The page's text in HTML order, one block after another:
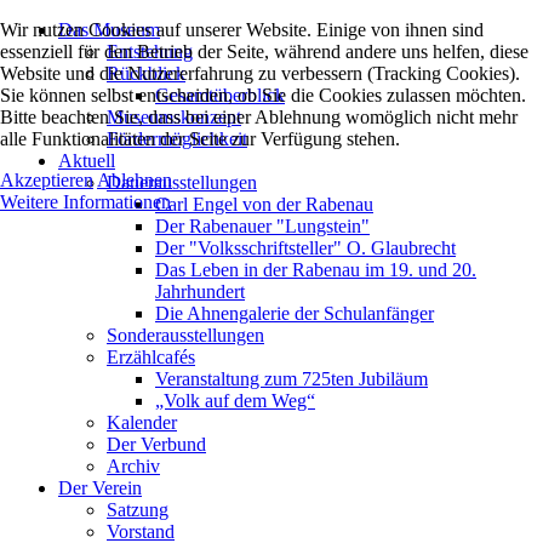
Das Museum
Entstehung
Rückblick
Gesamtüberblick
Museumskonzept
Fördermöglichkeit
Aktuell
Dauerausstellungen
Carl Engel von der Rabenau
Der Rabenauer "Lungstein"
Der "Volksschriftsteller" O. Glaubrecht
Das Leben in der Rabenau im 19. und 20.
Jahrhundert
Die Ahnengalerie der Schulanfänger
Sonderausstellungen
Erzählcafés
Veranstaltung zum 725ten Jubiläum
„Volk auf dem Weg“
Kalender
Der Verbund
Archiv
Der Verein
Satzung
Vorstand
Wir nutzen Cookies auf unserer Website. Einige von ihnen sind
essenziell für den Betrieb der Seite, während andere uns helfen, diese
Website und die Nutzererfahrung zu verbessern (Tracking Cookies).
Sie können selbst entscheiden, ob Sie die Cookies zulassen möchten.
Bitte beachten Sie, dass bei einer Ablehnung womöglich nicht mehr
alle Funktionalitäten der Seite zur Verfügung stehen.
Akzeptieren Ablehnen
Weitere Informationen